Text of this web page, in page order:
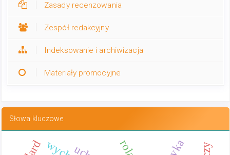
Zasady recenzowania
Zespół redakcyjny
Indeksowanie i archiwizacja
Materiały promocyjne
Słowa kluczowe